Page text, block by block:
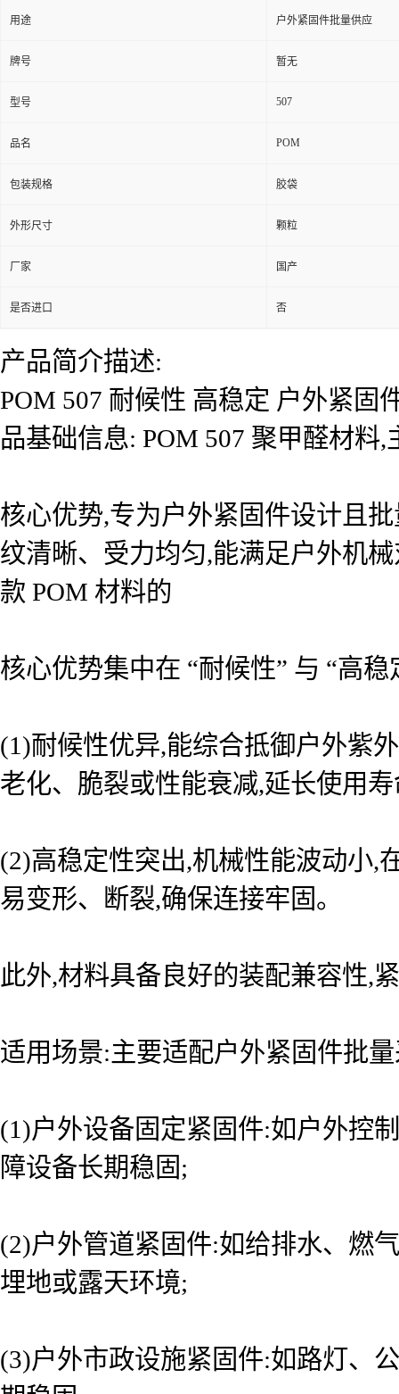
用途 户外紧固件批量供应
牌号 暂无
型号 507
品名 POM
包装规格 胶袋
外形尺寸 颗粒
厂家 国产
是否进口 否
产品简介描述:
POM 507 耐候性 高稳定 户外紧
品基础信息: POM 507 聚甲醛材料
核心优势,专为户外紧固件设计且
纹清晰、受力均匀,能满足户外机
款 POM 材料的
核心优势集中在 “耐候性” 与 “高
(1)耐候性优异,能综合抵御户外紫
老化、脆裂或性能衰减,延长使用
(2)高稳定性突出,机械性能波动小,
易变形、断裂,确保连接牢固。
此外,材料具备良好的装配兼容性,
适用场景:主要适配户外紧固件批
(1)户外设备固定紧固件:如户外控
障设备长期稳固;
(2)户外管道紧固件:如给排水、燃
埋地或露天环境;
(3)户外市政设施紧固件:如路灯、